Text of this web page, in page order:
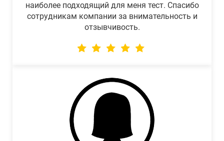
наиболее подходящий для меня тест. Спасибо
сотрудникам компании за внимательность и
отзывчивость.